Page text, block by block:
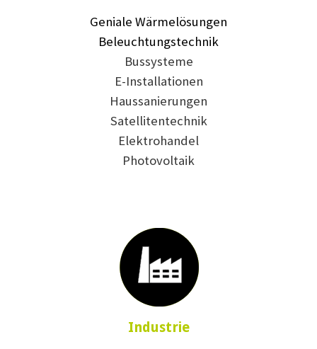
Geniale Wärmelösungen
Beleuchtungstechnik
Bussysteme
E-Installationen
Haussanierungen
Satellitentechnik
Elektrohandel
Photovoltaik
Industrie